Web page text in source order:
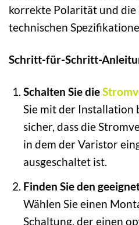
korrekte Polarität und
technischen
Schritt-für-Schritt-
Schalten Sie die
Sie mit der Installation
sicher, dass die
in dem der Varistor
ausgeschaltet ist.
Finden Sie den
Wählen Sie einen
Schaltung, der einen